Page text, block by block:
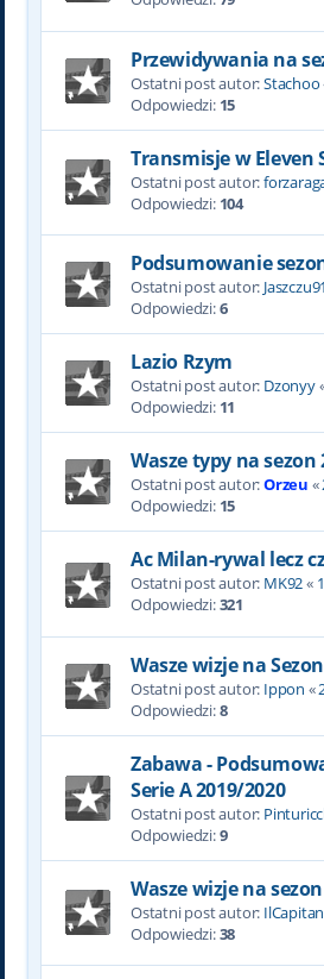
Przewidywania na
Ostatni post autor:Stachoo
Odpowiedzi: 15
Transmisje w
Ostatni post autor:
Odpowiedzi: 104
Podsumowanie
Ostatni post autor: Jaszczu91
Odpowiedzi:6
Lazio Rzym
Ostatni post autor: Dzonyy
Odpowiedzi: 11
Wasze typy na sezon
Ostatni post autor:Orzeu «
Odpowiedzi: 15
Ac Milan-rywal lecz
Ostatni post autor: MK92«
Odpowiedzi:321
Wasze wizje na
Ostatni post autor: Ippon «
Odpowiedzi:8
Zabawa -
Serie A 2019/2020
Ostatni post autor:
Odpowiedzi:9
Wasze wizje na
Ostatni post autor:
Odpowiedzi:38